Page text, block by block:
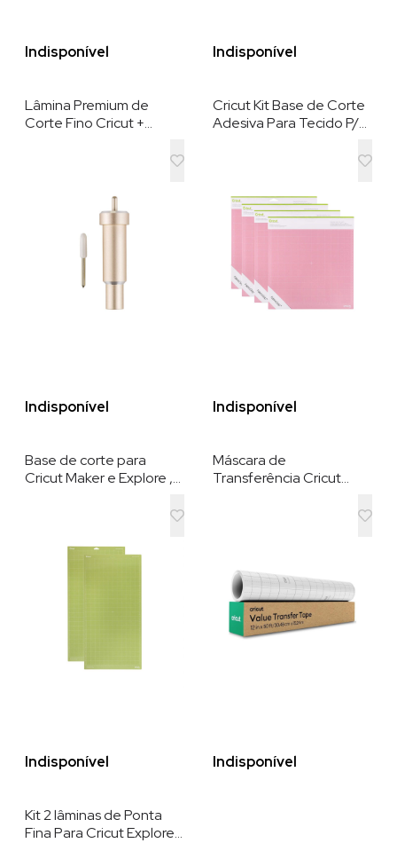
Indisponível Indisponível
Lâmina Premium de
Corte Fino Cricut +
com as Máquinas Cricut
Indisponível
Cricut Kit Base de Corte
Adesiva Para Tecido P/
Indisponível
Base de corte para
Cricut Maker e Explore ,
Indisponível
Máscara de
Transferência Cricut
Indisponível
Kit 2 lâminas de Ponta
Fina Para Cricut Explore ,